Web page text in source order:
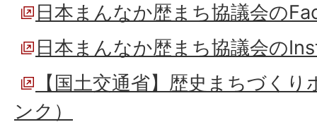
日本まんなか歴まち協議会の
日本まんなか歴まち協議会の
【国土交通省】歴史まちづく
ンク）